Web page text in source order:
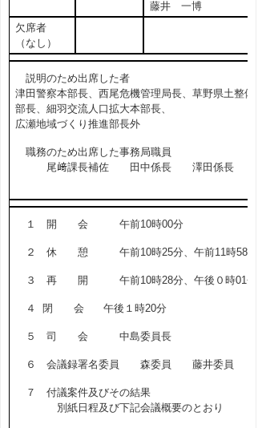
藤井 一博
欠席者
（なし）
説明のため出席した者
津田警察本部長、西尾危機管理局長、草野県土整備
部長、細羽交流人口拡大本部長、
広瀬地域づくり推進部長外
職務のため出席した事務局職員
尾﨑課長補佐 田中係長 澤田係長
１ 開 会 午前10時00分
２ 休 憩 午前10時25分、午前11時58分
３ 再 開 午前10時28分、午後０時01分
４ 閉 会 午後１時20分
５ 司 会 中島委員長
６ 会議録署名委員 森委員 藤井委員
７ 付議案件及びその結果
別紙日程及び下記会議概要のとおり